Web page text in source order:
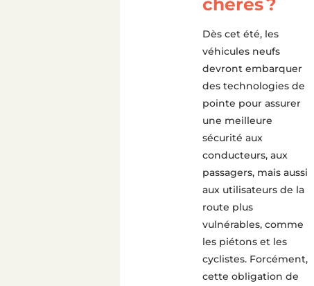
Dès cet été, les
véhicules neufs
devront embarquer
des technologies de
pointe pour assurer
une meilleure
sécurité aux
conducteurs, aux
passagers, mais aussi
aux utilisateurs de la
route plus
vulnérables, comme
les piétons et les
cyclistes. Forcément,
cette obligation de